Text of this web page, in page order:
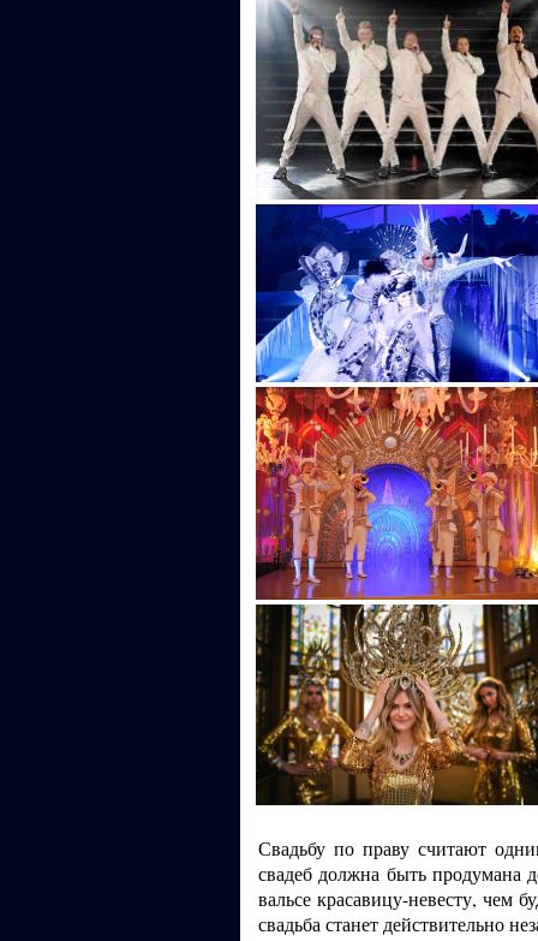
Свадьбу по праву считают
свадеб должна быть продумана
вальсе красавицу-невесту, чем
свадьба станет действительно